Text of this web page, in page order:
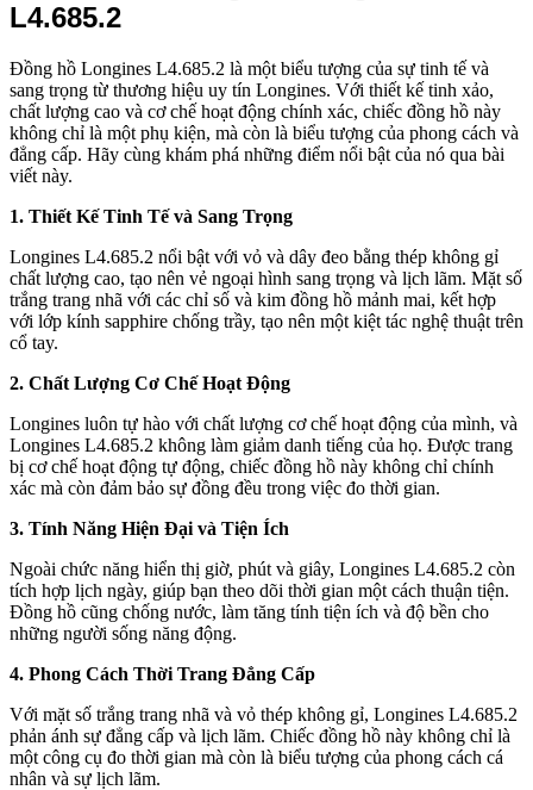
L4.685.2
Đồng hồ Longines L4.685.2 là một biểu tượng của sự tinh tế và
sang trọng từ thương hiệu uy tín Longines. Với thiết kế tinh xảo,
chất lượng cao và cơ chế hoạt động chính xác, chiếc đồng hồ này
không chỉ là một phụ kiện, mà còn là biểu tượng của phong cách và
đẳng cấp. Hãy cùng khám phá những điểm nổi bật của nó qua bài
viết này.
1. Thiết Kế Tinh Tế và Sang Trọng
Longines L4.685.2 nổi bật với vỏ và dây đeo bằng thép không gỉ
chất lượng cao, tạo nên vẻ ngoại hình sang trọng và lịch lãm. Mặt số
trắng trang nhã với các chỉ số và kim đồng hồ mảnh mai, kết hợp
với lớp kính sapphire chống trầy, tạo nên một kiệt tác nghệ thuật trên
cổ tay.
2. Chất Lượng Cơ Chế Hoạt Động
Longines luôn tự hào với chất lượng cơ chế hoạt động của mình, và
Longines L4.685.2 không làm giảm danh tiếng của họ. Được trang
bị cơ chế hoạt động tự động, chiếc đồng hồ này không chỉ chính
xác mà còn đảm bảo sự đồng đều trong việc đo thời gian.
3. Tính Năng Hiện Đại và Tiện Ích
Ngoài chức năng hiển thị giờ, phút và giây, Longines L4.685.2 còn
tích hợp lịch ngày, giúp bạn theo dõi thời gian một cách thuận tiện.
Đồng hồ cũng chống nước, làm tăng tính tiện ích và độ bền cho
những người sống năng động.
4. Phong Cách Thời Trang Đẳng Cấp
Với mặt số trắng trang nhã và vỏ thép không gỉ, Longines L4.685.2
phản ánh sự đẳng cấp và lịch lãm. Chiếc đồng hồ này không chỉ là
một công cụ đo thời gian mà còn là biểu tượng của phong cách cá
nhân và sự lịch lãm.